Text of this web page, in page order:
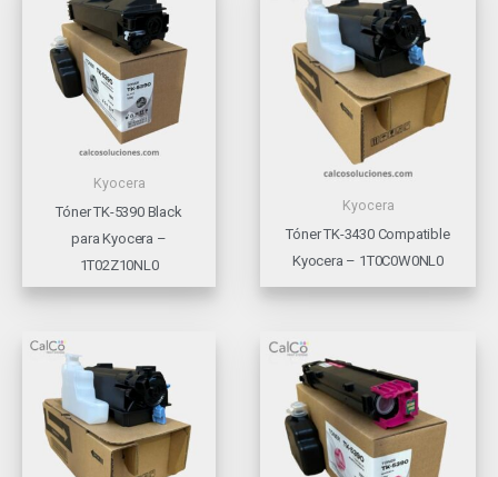
Kyocera
Tóner TK-5390 Black
para Kyocera –
1T02Z10NL0
Kyocera
Tóner TK-3430 Compatible
Kyocera – 1T0C0W0NL0